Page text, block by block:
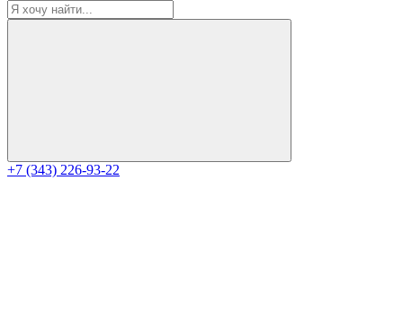
+7 (343) 226-93-22